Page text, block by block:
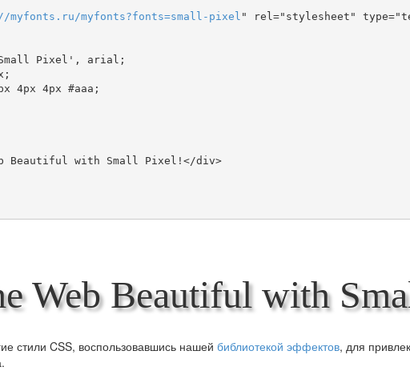
myfonts . ru /myfonts?fonts=small-pixel " rel="stylesheet"
Pixel', arial;
4px 4px #aaa;
Web Beautiful with
стили CSS, воспользовавшись нашей библиотекой эффектов, для